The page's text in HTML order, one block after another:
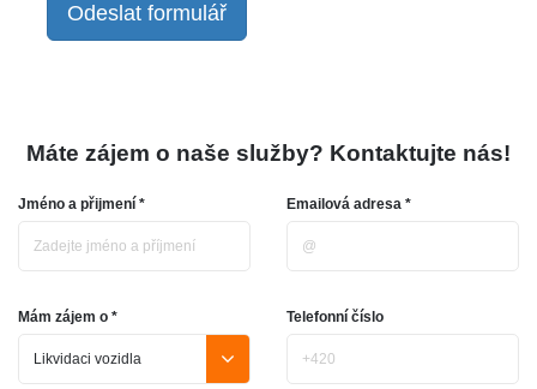
Odeslat formulář
Máte zájem o naše služby? Kontaktujte nás!
Jméno a přijmení * Emailová adresa *
Mám zájem o * Telefonní číslo